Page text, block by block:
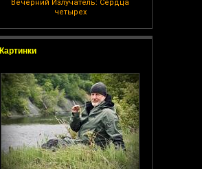
Вечерний Излучатель: Сердца
четырех
Картинки